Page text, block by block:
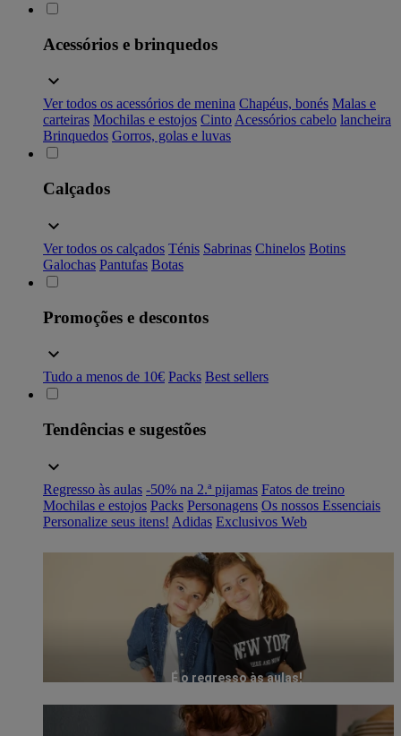
Acessórios e brinquedos
Ver todos os acessórios de menina Chapéus, bonés Malas e
carteiras Mochilas e estojos Cinto Acessórios cabelo lancheira
Brinquedos Gorros, golas e luvas
Calçados
Ver todos os calçados Ténis Sabrinas Chinelos Botins
Galochas Pantufas Botas
Promoções e descontos
Tudo a menos de 10€ Packs Best sellers
Tendências e sugestões
Regresso às aulas -50% na 2.ª pijamas Fatos de treino
Mochilas e estojos Packs Personagens Os nossos Essenciais
Personalize seus itens! Adidas Exclusivos Web
É o regresso às aulas!